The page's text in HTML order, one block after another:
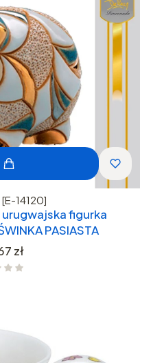
14120]
figurka
PASIASTA
zł